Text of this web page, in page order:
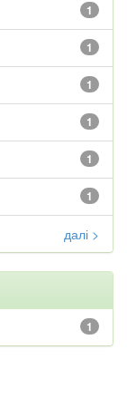
1
1
1
1
1
1
далі >
1